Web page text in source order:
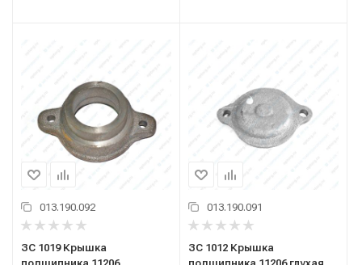
013.190.092
ЗС 1019 Крышка
013.190.091
ЗС 1012 Крышка